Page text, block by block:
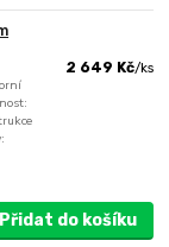
2 649 Kč/ks
Přidat do košíku